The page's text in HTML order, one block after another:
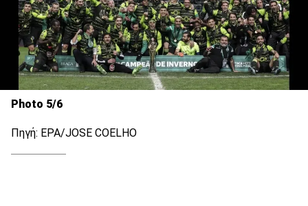
Photo 5/6
Πηγή: EPA/JOSE COELHO